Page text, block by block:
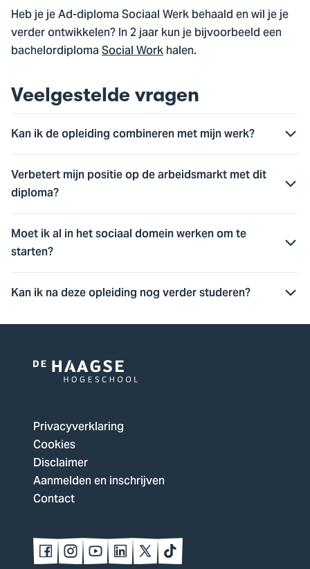
Heb je je Ad-diploma Sociaal Werk behaald en wil je je
verder ontwikkelen? In 2 jaar kun je bijvoorbeeld een
bachelordiplomaSocial Workhalen.
Veelgestelde vragen
Kan ik de opleiding combineren met mijn werk?
Verbetert mijn positie op de arbeidsmarkt met dit
diploma?
Moet ik al in het sociaal domein werken om te
starten?
Kan ik na deze opleiding nog verder studeren?
Logo
De
Haagse
Hogeschool,
ga
naar
de
Privacyverklaring
Cookies
Disclaimer
Aanmelden en inschrijven
Contact
Volg
ons Volg
ons Volg
ons Volg
ons Volg
ons Volg
ons